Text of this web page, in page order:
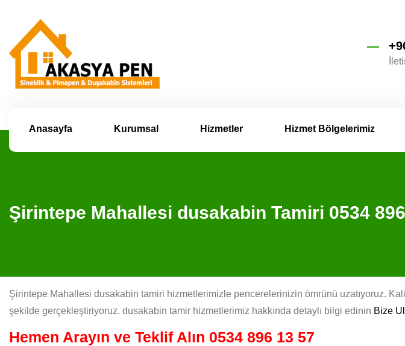
Anasayfa Kurumsal Hizmetler Hizmet Bölgelerimiz
Şirintepe Mahallesi dusakabin Tamiri 0534
Şirintepe Mahallesi dusakabin tamiri hizmetlerimizle pencerelerinizin ömrünü uzatıyoruz.
şekilde gerçekleştiriyoruz. dusakabin tamir hizmetlerimiz hakkında detaylı bilgi edinin Bize
Hemen Arayın ve Teklif Alın 0534 896 13 57